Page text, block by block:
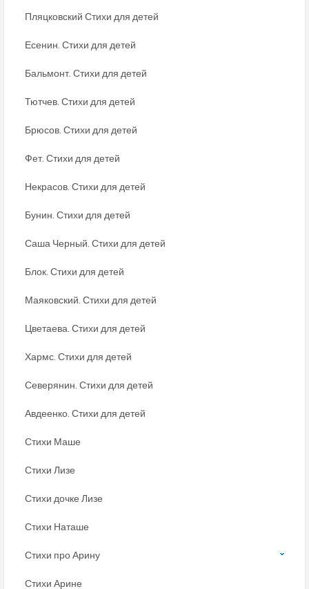
Пляцковский Стихи для детей
Есенин. Стихи для детей
Бальмонт. Стихи для детей
Тютчев. Стихи для детей
Брюсов. Стихи для детей
Фет. Стихи для детей
Некрасов. Стихи для детей
Бунин. Стихи для детей
Саша Черный. Стихи для детей
Блок. Стихи для детей
Маяковский. Стихи для детей
Цветаева. Стихи для детей
Хармс. Стихи для детей
Северянин. Стихи для детей
Авдеенко. Стихи для детей
Стихи Маше
Стихи Лизе
Стихи дочке Лизе
Стихи Наташе
Стихи про Арину
Стихи Арине